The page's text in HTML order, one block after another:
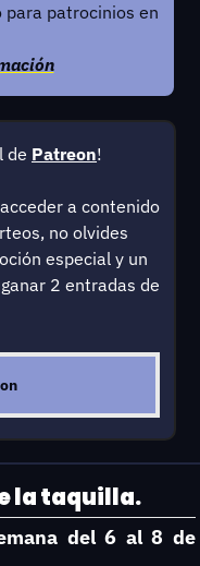
para patrocinios en
de Patreon!
a contenido
no olvides
especial y un
2 entradas de
la taquilla.
del 6 al 8 de